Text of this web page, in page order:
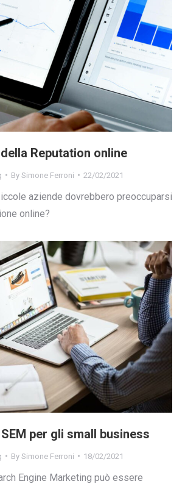
Reputation online
By Simone Ferroni 22/02/2021
aziende dovrebbero preoccuparsi
online?
per gli small business
By Simone Ferroni 18/02/2021
Engine Marketing può essere